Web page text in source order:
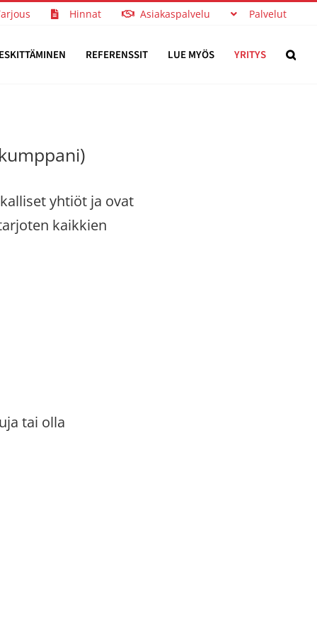
Hinnat Asiakaspalvelu Palvelut
REFERENSSIT LUE MYÖS YRITYS
yhtiöt ja ovat
kaikkien
tai olla